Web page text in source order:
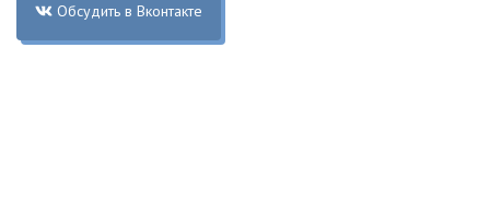
Обсудить в Вконтакте